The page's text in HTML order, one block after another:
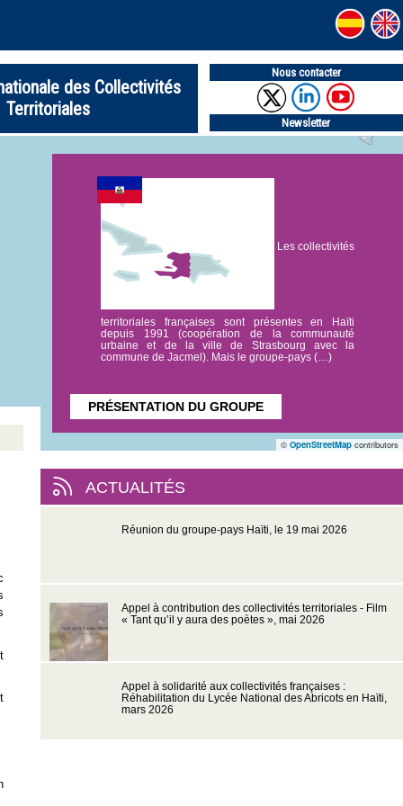
des Collectivités
Territoriales
Nous contacter
Newsletter
Les collectivités
territoriales françaises sont présentes en Haïti
depuis 1991 (coopération de la communauté
urbaine et de la ville de Strasbourg avec la
commune de Jacmel). Mais le groupe-pays (…)
PRÉSENTATION DU GROUPE
© OpenStreetMap contributors
ACTUALITÉS
Réunion du groupe-pays Haïti, le 19 mai 2026
Appel à contribution des collectivités territoriales - Film
« Tant qu’il y aura des poètes », mai 2026
Appel à solidarité aux collectivités françaises :
Réhabilitation du Lycée National des Abricots en Haïti,
mars 2026